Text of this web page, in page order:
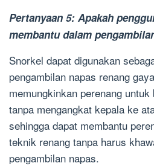
Pertanyaan 5: Apakah
membantu dalam
Snorkel dapat digunakan
pengambilan napas renang
memungkinkan perenang
tanpa mengangkat kepala ke
sehingga dapat membantu
teknik renang tanpa harus
pengambilan napas.